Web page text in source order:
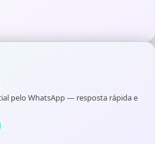
pelo WhatsApp — resposta rápida e